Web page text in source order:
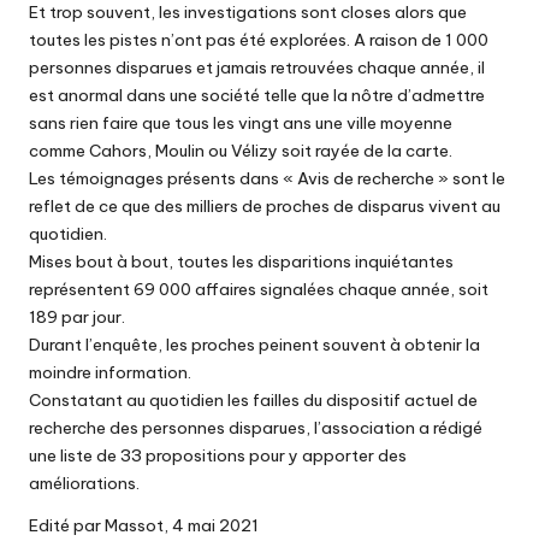
Et trop souvent, les investigations sont closes alors que
toutes les pistes n’ont pas été explorées. A raison de 1 000
personnes disparues et jamais retrouvées chaque année, il
est anormal dans une société telle que la nôtre d’admettre
sans rien faire que tous les vingt ans une ville moyenne
comme Cahors, Moulin ou Vélizy soit rayée de la carte.
Les témoignages présents dans « Avis de recherche » sont le
reflet de ce que des milliers de proches de disparus vivent au
quotidien.
Mises bout à bout, toutes les disparitions inquiétantes
représentent 69 000 affaires signalées chaque année, soit
189 par jour.
Durant l’enquête, les proches peinent souvent à obtenir la
moindre information.
Constatant au quotidien les failles du dispositif actuel de
recherche des personnes disparues, l’association a rédigé
une liste de 33 propositions pour y apporter des
améliorations.
Edité par Massot, 4 mai 2021